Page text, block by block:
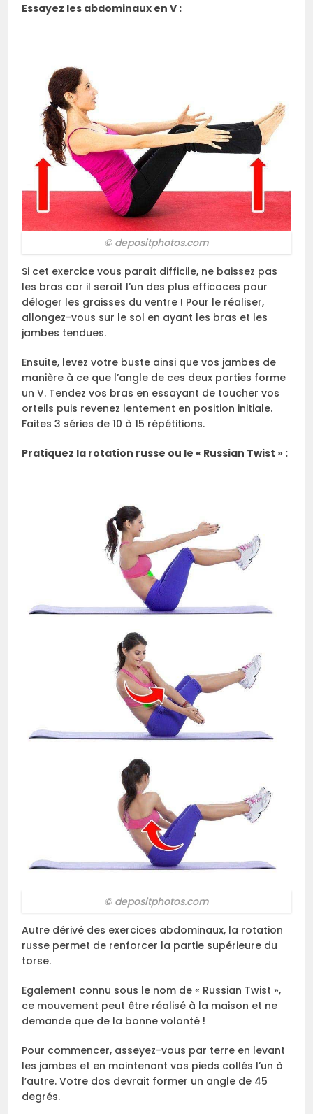
Essayez les abdominaux en V :
© depositphotos.com
Si cet exercice vous paraît difficile, ne baissez pas
les bras car il serait l’un des plus efficaces pour
déloger les graisses du ventre ! Pour le réaliser,
allongez-vous sur le sol en ayant les bras et les
jambes tendues.
Ensuite, levez votre buste ainsi que vos jambes de
manière à ce que l’angle de ces deux parties forme
un V. Tendez vos bras en essayant de toucher vos
orteils puis revenez lentement en position initiale.
Faites 3 séries de 10 à 15 répétitions.
Pratiquez la rotation russe ou le « Russian Twist » :
© depositphotos.com
Autre dérivé des exercices abdominaux, la rotation
russe permet de renforcer la partie supérieure du
torse.
Egalement connu sous le nom de « Russian Twist »,
ce mouvement peut être réalisé à la maison et ne
demande que de la bonne volonté !
Pour commencer, asseyez-vous par terre en levant
les jambes et en maintenant vos pieds collés l’un à
l’autre. Votre dos devrait former un angle de 45
degrés.